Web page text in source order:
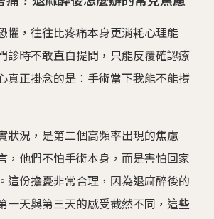
懼，往往比疼痛本身更消耗心理能
診時不敢直白提問，只能反覆確認療
真正掛念的是：手術當下我能不能撐
狀況，是第二個高頻率出現的焦慮
，他們不怕手術本身，而是害怕回家
這份擔憂非常合理，因為退麻醉後的
一天與第三天的感受截然不同，這些